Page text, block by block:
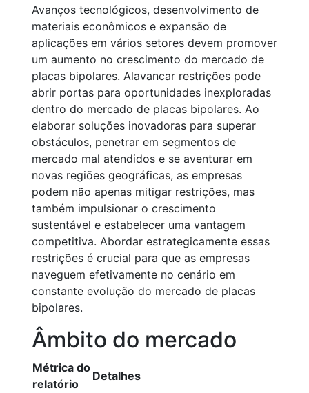
Avanços tecnológicos, desenvolvimento de
materiais econômicos e expansão de
aplicações em vários setores devem promover
um aumento no crescimento do mercado de
placas bipolares. Alavancar restrições pode
abrir portas para oportunidades inexploradas
dentro do mercado de placas bipolares. Ao
elaborar soluções inovadoras para superar
obstáculos, penetrar em segmentos de
mercado mal atendidos e se aventurar em
novas regiões geográficas, as empresas
podem não apenas mitigar restrições, mas
também impulsionar o crescimento
sustentável e estabelecer uma vantagem
competitiva. Abordar estrategicamente essas
restrições é crucial para que as empresas
naveguem efetivamente no cenário em
constante evolução do mercado de placas
bipolares.
Âmbito do mercado
Métrica do
relatório
Detalhes